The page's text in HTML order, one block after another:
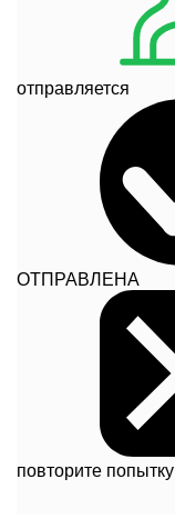
отправляется
ОТПРАВЛЕНА
повторите